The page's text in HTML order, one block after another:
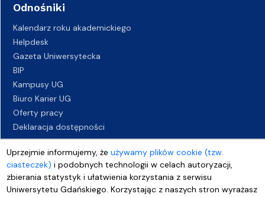
Uprzejmie informujemy, żeużywamy plików cookie (tzw.
ciasteczek) i podobnych technologii w celach autoryzacji,
zbierania statystyk i ułatwienia korzystania z serwisu
Uniwersytetu Gdańskiego. Korzystając z naszych stron wyrażasz
Odnośniki
Kalendarz roku akademickiego
Helpdesk
Gazeta Uniwersytecka
BIP
Kampusy UG
Biuro Karier UG
Oferty pracy
Deklaracja dostępności